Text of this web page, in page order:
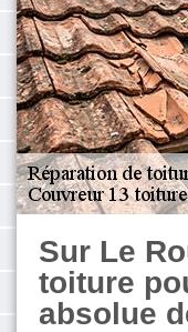
Sur Le
toiture
absolue